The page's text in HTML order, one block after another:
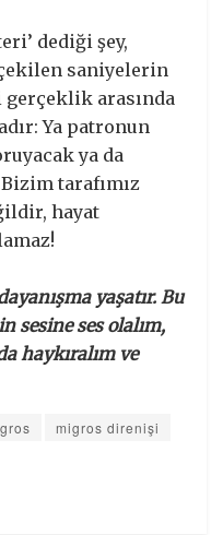
dediği şey,
saniyelerin
arasında
Ya patronun
ya da
tarafımız
hayat
yaşatır. Bu
sesine ses olalım,
haykıralım ve
migros direnişi